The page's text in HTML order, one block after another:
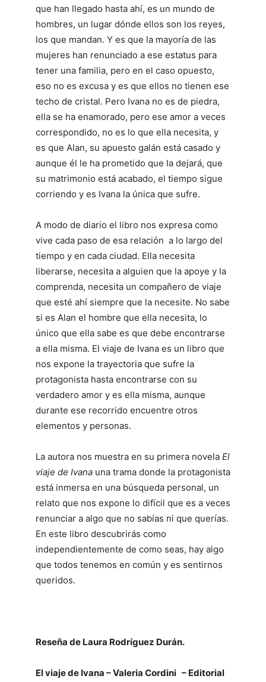
que han llegado hasta ahí, es un mundo de
hombres, un lugar dónde ellos son los reyes,
los que mandan. Y es que la mayoría de las
mujeres han renunciado a ese estatus para
tener una familia, pero en el caso opuesto,
eso no es excusa y es que ellos no tienen ese
techo de cristal. Pero Ivana no es de piedra,
ella se ha enamorado, pero ese amor a veces
correspondido, no es lo que ella necesita, y
es que Alan, su apuesto galán está casado y
aunque él le ha prometido que la dejará, que
su matrimonio está acabado, el tiempo sigue
corriendo y es Ivana la única que sufre.
A modo de diario el libro nos expresa como
vive cada paso de esa relación a lo largo del
tiempo y en cada ciudad. Ella necesita
liberarse, necesita a alguien que la apoye y la
comprenda, necesita un compañero de viaje
que esté ahí siempre que la necesite. No sabe
si es Alan el hombre que ella necesita, lo
único que ella sabe es que debe encontrarse
a ella misma. El viaje de Ivana es un libro que
nos expone la trayectoria que sufre la
protagonista hasta encontrarse con su
verdadero amor y es ella misma, aunque
durante ese recorrido encuentre otros
elementos y personas.
La autora nos muestra en su primera novela El
viaje de Ivana una trama donde la protagonista
está inmersa en una búsqueda personal, un
relato que nos expone lo difícil que es a veces
renunciar a algo que no sabías ni que querías.
En este libro descubrirás como
independientemente de como seas, hay algo
que todos tenemos en común y es sentirnos
queridos.
Reseña de Laura Rodríguez Durán.
El viaje de Ivana – Valeria Cordini – Editorial